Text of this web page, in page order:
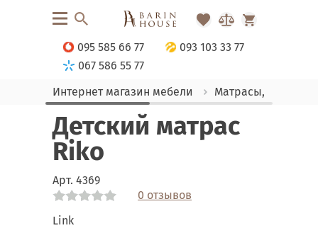
095 585 66 77
093 103 33 77
067 586 55 77
Интернет магазин мебели
Матрасы, текстиль
Детский матрас
Riko
Арт. 4369
0 отзывов
Link